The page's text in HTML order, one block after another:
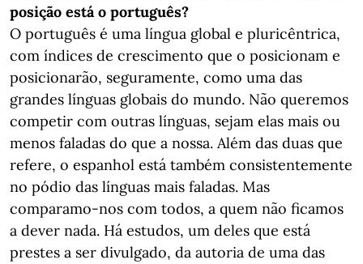
posição está o português?
O português é uma língua global e pluricêntrica,
com índices de crescimento que o posicionam e
posicionarão, seguramente, como uma das
grandes línguas globais do mundo. Não queremos
competir com outras línguas, sejam elas mais ou
menos faladas do que a nossa. Além das duas que
refere, o espanhol está também consistentemente
no pódio das línguas mais faladas. Mas
comparamo-nos com todos, a quem não ficamos
a dever nada. Há estudos, um deles que está
prestes a ser divulgado, da autoria de uma das